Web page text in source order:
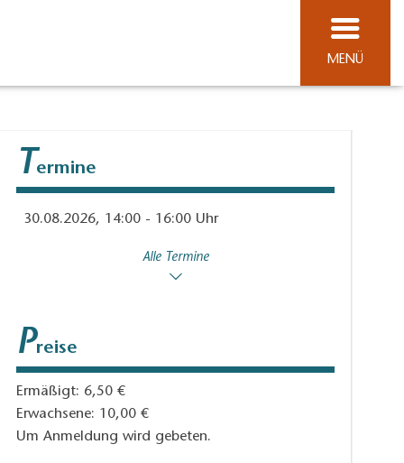
MENÜ
T ermine
30.08.2026, 14:00 - 16:00 Uhr
Alle Termine
Preise
Ermäßigt: 6,50 €
Erwachsene: 10,00 €
Um Anmeldung wird gebeten.